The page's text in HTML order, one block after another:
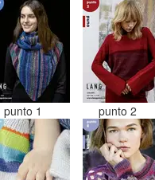
punto 1 punto 2